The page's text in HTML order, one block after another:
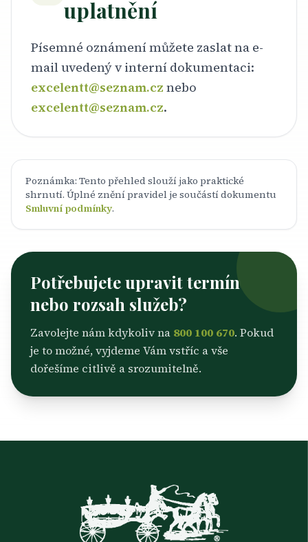
uplatnění
Písemné oznámení můžete zaslat na e-
mail uvedený v interní dokumentaci:
excelentt@seznam.cz nebo
excelentt@seznam.cz.
Poznámka: Tento přehled slouží jako praktické
shrnutí. Úplné znění pravidel je součástí dokumentu
Smluvní podmínky.
Potřebujete upravit termín
nebo rozsah služeb?
Zavolejte nám kdykoliv na 800 100 670. Pokud
je to možné, vyjdeme Vám vstříc a vše
dořešíme citlivě a srozumitelně.